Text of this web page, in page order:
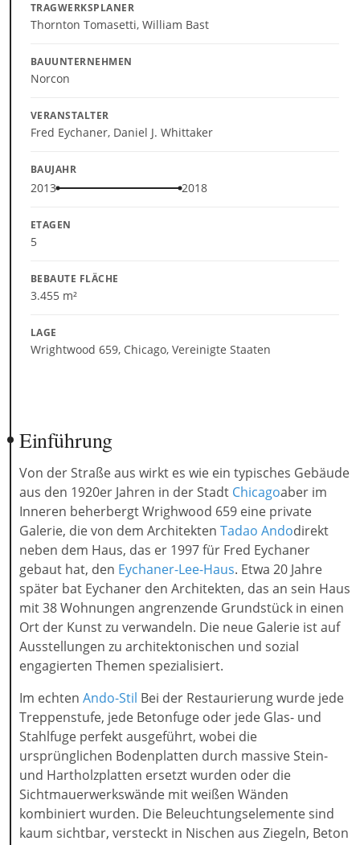
TRAGWERKSPLANER
Thornton Tomasetti, William Bast
BAUUNTERNEHMEN
Norcon
VERANSTALTER
Fred Eychaner, Daniel J. Whittaker
BAUJAHR
2013 2018
ETAGEN
5
BEBAUTE FLÄCHE
3.455 m²
LAGE
Wrightwood 659, Chicago, Vereinigte Staaten
Einführung
Von der Straße aus wirkt es wie ein typisches Gebäude
aus den 1920er Jahren in der Stadt Chicagoaber im
Inneren beherbergt Wrighwood 659 eine private
Galerie, die von dem Architekten Tadao Andodirekt
neben dem Haus, das er 1997 für Fred Eychaner
gebaut hat, den Eychaner-Lee-Haus. Etwa 20 Jahre
später bat Eychaner den Architekten, das an sein Haus
mit 38 Wohnungen angrenzende Grundstück in einen
Ort der Kunst zu verwandeln. Die neue Galerie ist auf
Ausstellungen zu architektonischen und sozial
engagierten Themen spezialisiert.
Im echten Ando-Stil Bei der Restaurierung wurde jede
Treppenstufe, jede Betonfuge oder jede Glas- und
Stahlfuge perfekt ausgeführt, wobei die
ursprünglichen Bodenplatten durch massive Stein-
und Hartholzplatten ersetzt wurden oder die
Sichtmauerwerkswände mit weißen Wänden
kombiniert wurden. Die Beleuchtungselemente sind
kaum sichtbar, versteckt in Nischen aus Ziegeln, Beton